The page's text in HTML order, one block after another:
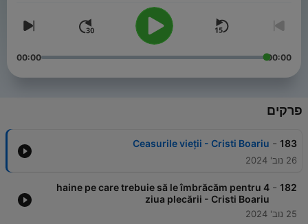
00:00
00:00
פרקים
183
-
Ceasurile vieții - Cristi Boariu
26 נוב' 2024
182
-
4 haine pe care trebuie să le îmbrăcăm pentru
ziua plecării - Cristi Boariu
25 נוב' 2024